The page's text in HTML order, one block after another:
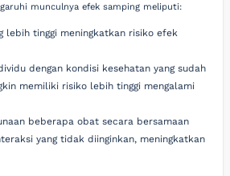
munculnya efek samping meliputi:
lebih tinggi meningkatkan risiko efek
dengan kondisi kesehatan yang sudah
memiliki risiko lebih tinggi mengalami
beberapa obat secara bersamaan
yang tidak diinginkan, meningkatkan